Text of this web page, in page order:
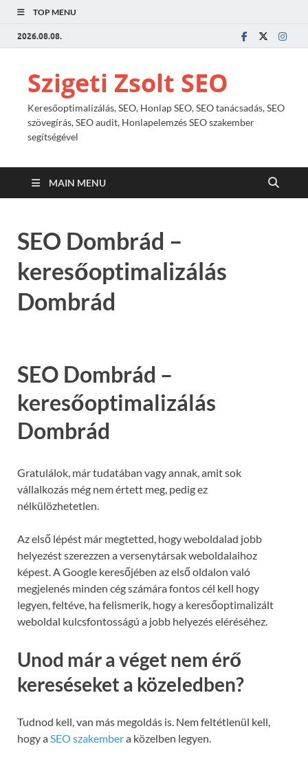
TOP MENU
2026.08.08.
Szigeti Zsolt SEO
Keresőoptimalizálás, SEO, Honlap SEO, SEO tanácsadás, SEO
szövegírás, SEO audit, Honlapelemzés SEO szakember
segítségével
MAIN MENU
SEO Dombrád –
keresőoptimalizálás
Dombrád
SEO Dombrád –
keresőoptimalizálás
Dombrád
Gratulálok, már tudatában vagy annak, amit sok
vállalkozás még nem értett meg, pedig ez
nélkülözhetetlen.
Az első lépést már megtetted, hogy weboldalad jobb
helyezést szerezzen a versenytársak weboldalaihoz
képest. A Google keresőjében az első oldalon való
megjelenés minden cég számára fontos cél kell hogy
legyen, feltéve, ha felismerik, hogy a keresőoptimalizált
weboldal kulcsfontosságú a jobb helyezés eléréséhez.
Unod már a véget nem érő
kereséseket a közeledben?
Tudnod kell, van más megoldás is. Nem feltétlenül kell,
hogy aSEO szakembera közelben legyen.